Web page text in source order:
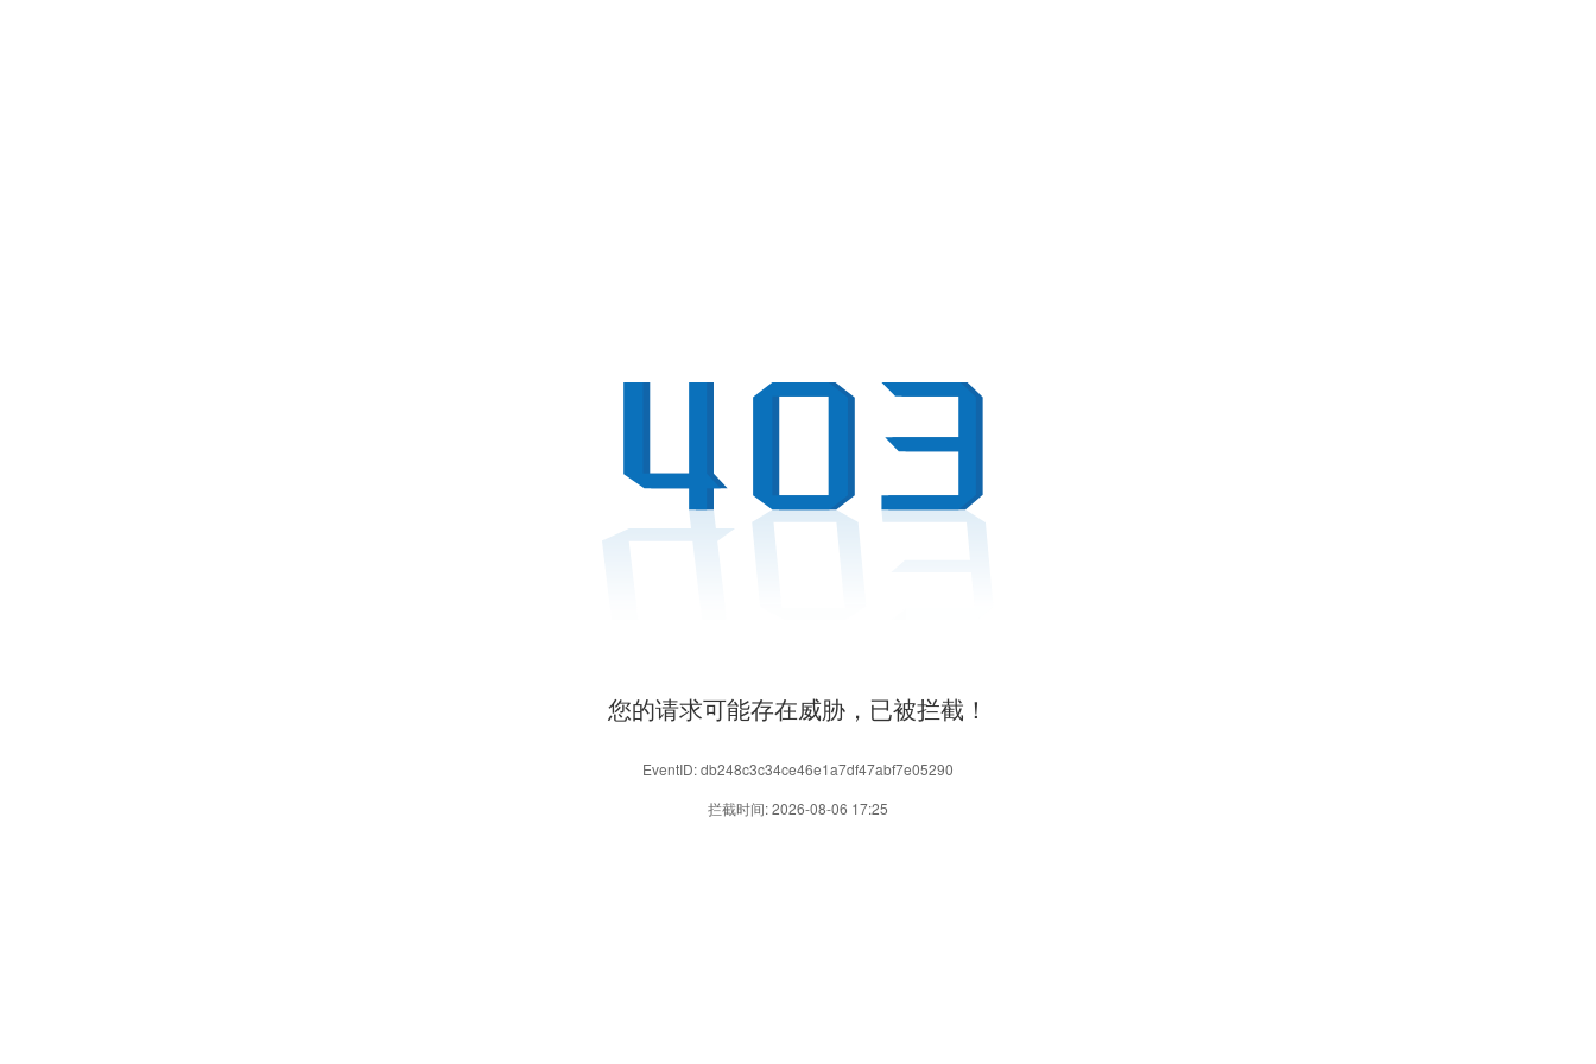
您的请求可能存在威胁，已被拦截！
EventID: db248c3c34ce46e1a7df47abf7e05290
拦截时间: 2026-08-06 17:25